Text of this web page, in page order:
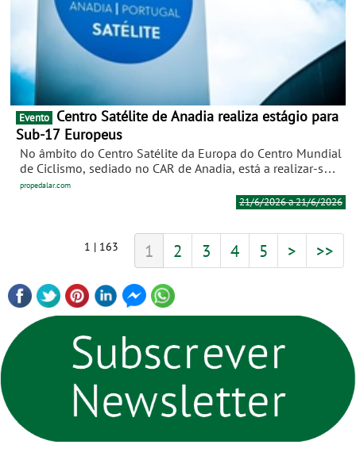
Evento
Sub-17 Europeus
No âmbito do Centro Satélite da Europa do Centro Mundial
de Ciclismo, sediado no CAR de Anadia, está a realizar-se
um estágio de BTT para atletas do escalão Sub-17,
masculinos e femininos, que teve início na segunda-feira e
propedalar.com
21/6/2026 a 21/6/2026
1 | 163 1 2 3 4 5 > >>